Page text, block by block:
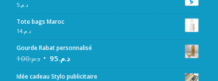
د.م.5
Tote bags Maroc
د.م.14
Gourde Rabat personnalisé
د.م.100 د.م.95
Idée cadeau Stylo publicitaire